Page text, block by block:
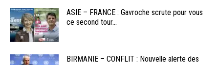
ASIE – FRANCE : Gavroche scrute pour vous
ce second tour...
BIRMANIE – CONFLIT : Nouvelle alerte des